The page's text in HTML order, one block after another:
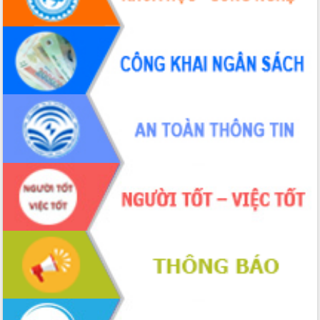
Đắk Lắk rà soát, điều chỉnh Đề án 190
về phát triển nuôi trồng thủy sản
Phó Chủ tịch UBND tỉnh Đắk Lắk
Trương Công Thái kiểm tra thực địa
Dự án cao tốc Khánh Hòa - Buôn Ma
Thuột
Định vị cà phê Việt Nam như một “di
sản sống” trong dòng chảy toàn cầu
Xây dựng nông thôn mới: Nâng cao đời
sống người dân từ những mô hình thiết
thực
Quyết liệt tháo gỡ vướng mắc, đẩy
nhanh tiến độ các dự án trọng điểm
trong Khu kinh tế Nam Phú Yên
Hòn Yến phát triển du lịch gắn với bảo
tồn biển
Lấy ý kiến điều chỉnh Quy hoạch tỉnh
Đắk Lắk thời kỳ 2021-2030, tầm nhìn
đến năm 2050
Phát động chiến dịch 30 ngày đêm